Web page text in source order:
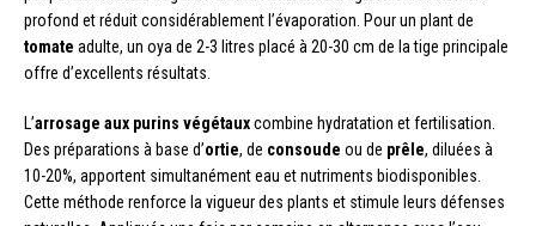
profond et réduit considérablement l’évaporation. Pour un plant de
tomate adulte, un oya de 2-3 litres placé à 20-30 cm de la tige principale
offre d’excellents résultats.
L’arrosage aux purins végétauxcombine hydratation et fertilisation.
Des préparations à base d’ortie, de consoude ou de prêle, diluées à
10-20%, apportent simultanément eau et nutriments biodisponibles.
Cette méthode renforce la vigueur des plants et stimule leurs défenses